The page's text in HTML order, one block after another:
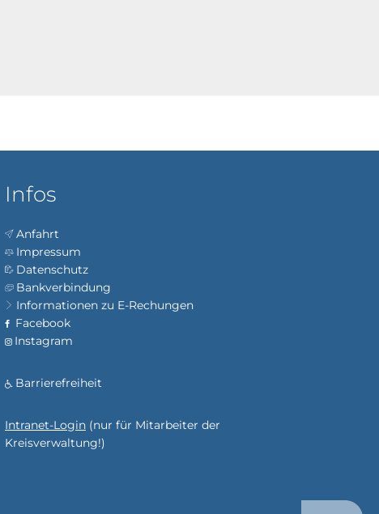
Infos
Anfahrt
Impressum
Datenschutz
Bankverbindung
Informationen zu E-Rechungen
Facebook
Instagram
Barrierefreiheit
Intranet-Login (nur für Mitarbeiter der
Kreisverwaltung!)